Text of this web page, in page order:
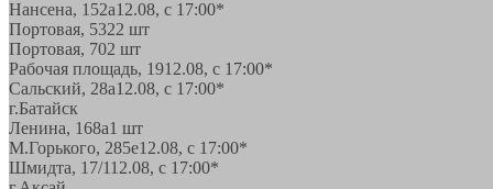
Нансена, 152а12.08, с 17:00*
Портовая, 5322 шт
Портовая, 702 шт
Рабочая площадь, 1912.08, с 17:00*
Сальский, 28a12.08, с 17:00*
г.Батайск
Ленина, 168а1 шт
М.Горького, 285е12.08, с 17:00*
Шмидта, 17/112.08, с 17:00*